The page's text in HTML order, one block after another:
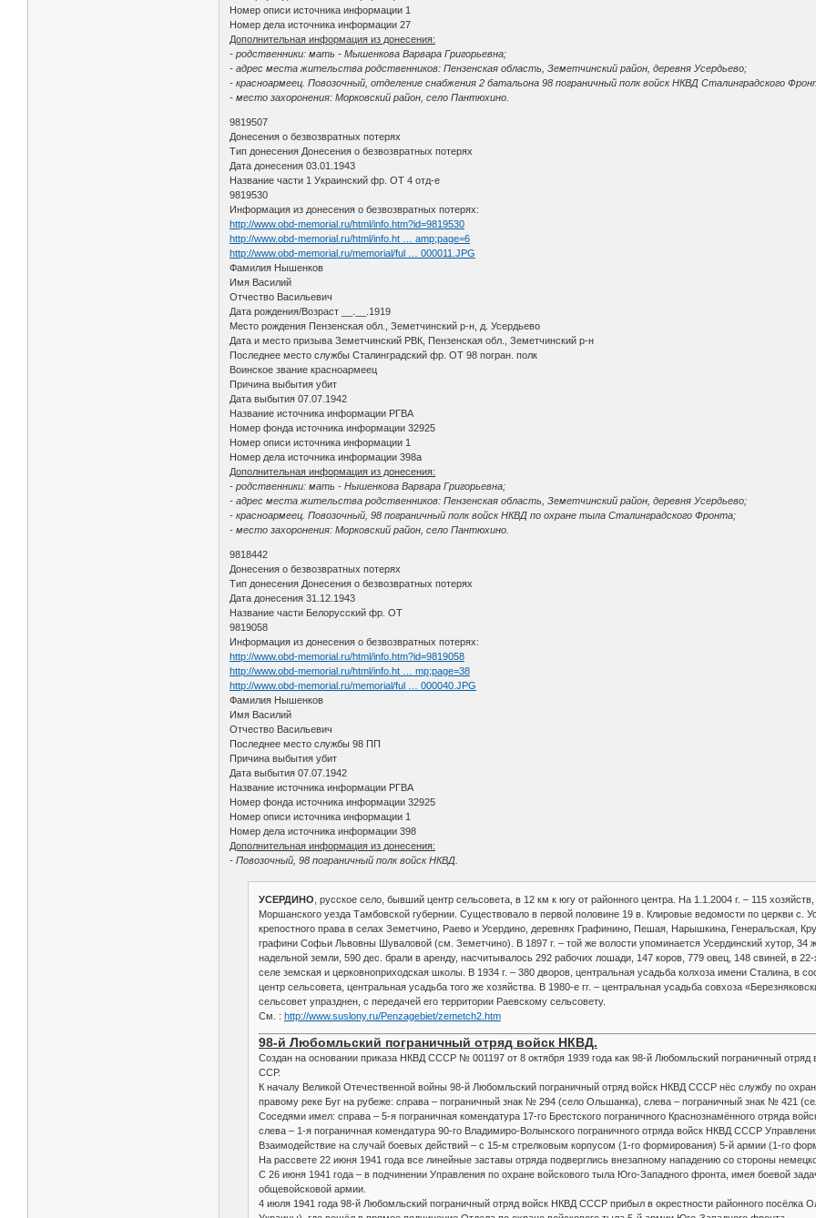
Номер описи источника информации 1
Номер дела источника информации 27
Дополнительная информация из донесения:
- родственники: мать - Мышенкова Варвара Григорьевна;
- адрес места жительства родственников: Пензенская область, Земетчинский район, деревня Усердьево;
- красноармеец. Повозочный, отделение снабжения 2 батальона 98 пограничный полк войск НКВД Сталинградского
- место захоронения: Морковский район, село Пантюхино.
9819507
Донесения о безвозвратных потерях
Тип донесения Донесения о безвозвратных потерях
Дата донесения 03.01.1943
Название части 1 Украинский фр. ОТ 4 отд-е
9819530
Информация из донесения о безвозвратных потерях:
http://www.obd-memorial.ru/html/info.htm?id=9819530
http://www.obd-memorial.ru/html/info.ht … amp;page=6
http://www.obd-memorial.ru/memorial/ful … 000011.JPG
Фамилия Нышенков
Имя Василий
Отчество Васильевич
Дата рождения/Возраст __.__.1919
Место рождения Пензенская обл., Земетчинский р-н, д. Усердьево
Дата и место призыва Земетчинский РВК, Пензенская обл., Земетчинский р-н
Последнее место службы Сталинградский фр. ОТ 98 погран. полк
Воинское звание красноармеец
Причина выбытия убит
Дата выбытия 07.07.1942
Название источника информации РГВА
Номер фонда источника информации 32925
Номер описи источника информации 1
Номер дела источника информации 398a
Дополнительная информация из донесения:
- родственники: мать - Нышенкова Варвара Григорьевна;
- адрес места жительства родственников: Пензенская область, Земетчинский район, деревня Усердьево;
- красноармеец. Повозочный, 98 пограничный полк войск НКВД по охране тыла Сталинградского Фронта;
- место захоронения: Морковский район, село Пантюхино.
9818442
Донесения о безвозвратных потерях
Тип донесения Донесения о безвозвратных потерях
Дата донесения 31.12.1943
Название части Белорусский фр. ОТ
9819058
Информация из донесения о безвозвратных потерях:
http://www.obd-memorial.ru/html/info.htm?id=9819058
http://www.obd-memorial.ru/html/info.ht … mp;page=38
http://www.obd-memorial.ru/memorial/ful … 000040.JPG
Фамилия Нышенков
Имя Василий
Отчество Васильевич
Последнее место службы 98 ПП
Причина выбытия убит
Дата выбытия 07.07.1942
Название источника информации РГВА
Номер фонда источника информации 32925
Номер описи источника информации 1
Номер дела источника информации 398
Дополнительная информация из донесения:
- Повозочный, 98 пограничный полк войск НКВД.
УСЕРДИНО , русское село, бывший центр сельсовета, в 12 км к югу от районного центра. На 1.1.2004 г. – 115
Моршанского уезда Тамбовской губернии. Существовало в первой половине 19 в. Клировые ведомости по церкви с.
крепостного права в селах Земетчино, Раево и Усердино, деревнях Графинино, Пешая, Нарышкина, Генеральская,
графини Софьи Львовны Шуваловой (см. Земетчино). В 1897 г. – той же волости упоминается Усердинский хутор, 34
надельной земли, 590 дес. брали в аренду, насчитывалось 292 рабочих лошади, 147 коров, 779 овец, 148 свиней, в
селе земская и церковноприходская школы. В 1934 г. – 380 дворов, центральная усадьба колхоза имени Сталина, в
центр сельсовета, центральная усадьба того же хозяйства. В 1980-е гг. – центральная усадьба совхоза
сельсовет упразднен, с передачей его территории Раевскому сельсовету.
См. : http://www.suslony.ru/Penzagebiet/zemetch2.htm
98-й Любомльский пограничный отряд войск НКВД.
Создан на основании приказа НКВД СССР № 001197 от 8 октября 1939 года как 98-й Любомльский пограничный
ССР.
К началу Великой Отечественной войны 98-й Любомльский пограничный отряд войск НКВД СССР нёс службу по
правому реке Буг на рубеже: справа – пограничный знак № 294 (село Ольшанка), слева – пограничный знак № 421
Соседями имел: справа – 5-я пограничная комендатура 17-го Брестского пограничного Краснознамённого отряда
слева – 1-я пограничная комендатура 90-го Владимиро-Волынского пограничного отряда войск НКВД СССР
Взаимодействие на случай боевых действий – с 15-м стрелковым корпусом (1-го формирования) 5-й армии (1-го
На рассвете 22 июня 1941 года все линейные заставы отряда подверглись внезапному нападению со стороны
С 26 июня 1941 года – в подчинении Управления по охране войскового тыла Юго-Западного фронта, имея боевой
общевойсковой армии.
4 июля 1941 года 98-й Любомльский пограничный отряд войск НКВД СССР прибыл в окрестности районного посёлка